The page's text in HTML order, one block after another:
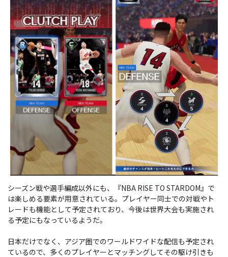
シーズン戦や選手編成以外にも、『NBA RISE TO STARDOM』で
は楽しめる要素が用意されている。プレイヤー同士での対戦やト
レードも機能として予定されており、今後は世界大会も実施され
る予定にもなっているようだ。
日本だけでなく、アジア圏でのワールドワイドな配信も予定され
ているので、多くのプレイヤーとマッチングしてその駆け引きも